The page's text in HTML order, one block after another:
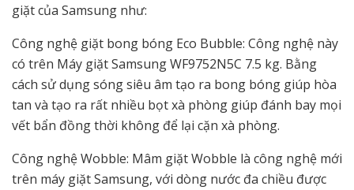
giặt của Samsung như:
Công nghệ giặt bong bóng Eco Bubble: Công nghệ này
có trên Máy giặt Samsung WF9752N5C 7.5 kg. Bằng
cách sử dụng sóng siêu âm tạo ra bong bóng giúp hòa
tan và tạo ra rất nhiều bọt xà phòng giúp đánh bay mọi
vết bẩn đồng thời không để lại cặn xà phòng.
Công nghệ Wobble: Mâm giặt Wobble là công nghệ mới
trên máy giặt Samsung, với dòng nước đa chiều được